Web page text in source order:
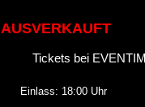
AUSVERKAUFT
Tickets bei EVENTIM
Einlass: 18:00 Uhr